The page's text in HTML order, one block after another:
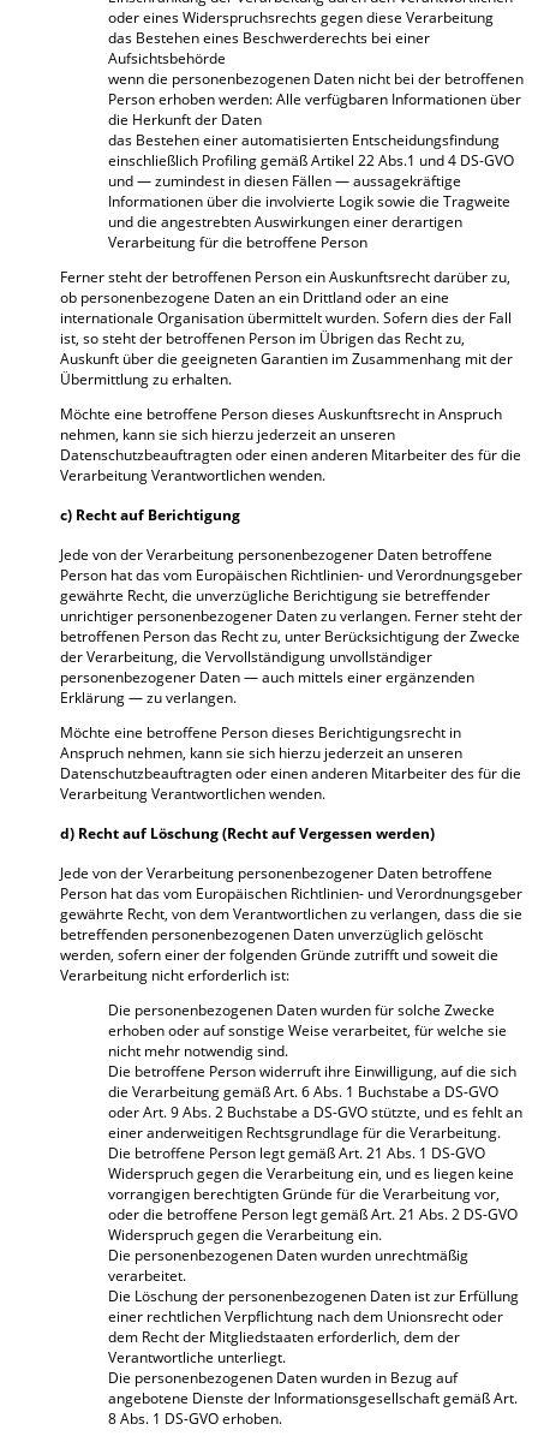
oder eines Widerspruchsrechts gegen diese Verarbeitung
das Bestehen eines Beschwerderechts bei einer
Aufsichtsbehörde
wenn die personenbezogenen Daten nicht bei der betroffenen
Person erhoben werden: Alle verfügbaren Informationen über
die Herkunft der Daten
das Bestehen einer automatisierten Entscheidungsfindung
einschließlich Profiling gemäß Artikel 22 Abs.1 und 4 DS-GVO
und — zumindest in diesen Fällen — aussagekräftige
Informationen über die involvierte Logik sowie die Tragweite
und die angestrebten Auswirkungen einer derartigen
Verarbeitung für die betroffene Person
Ferner steht der betroffenen Person ein Auskunftsrecht darüber zu,
ob personenbezogene Daten an ein Drittland oder an eine
internationale Organisation übermittelt wurden. Sofern dies der Fall
ist, so steht der betroffenen Person im Übrigen das Recht zu,
Auskunft über die geeigneten Garantien im Zusammenhang mit der
Übermittlung zu erhalten.
Möchte eine betroffene Person dieses Auskunftsrecht in Anspruch
nehmen, kann sie sich hierzu jederzeit an unseren
Datenschutzbeauftragten oder einen anderen Mitarbeiter des für die
Verarbeitung Verantwortlichen wenden.
c) Recht auf Berichtigung
Jede von der Verarbeitung personenbezogener Daten betroffene
Person hat das vom Europäischen Richtlinien- und Verordnungsgeber
gewährte Recht, die unverzügliche Berichtigung sie betreffender
unrichtiger personenbezogener Daten zu verlangen. Ferner steht der
betroffenen Person das Recht zu, unter Berücksichtigung der Zwecke
der Verarbeitung, die Vervollständigung unvollständiger
personenbezogener Daten — auch mittels einer ergänzenden
Erklärung — zu verlangen.
Möchte eine betroffene Person dieses Berichtigungsrecht in
Anspruch nehmen, kann sie sich hierzu jederzeit an unseren
Datenschutzbeauftragten oder einen anderen Mitarbeiter des für die
Verarbeitung Verantwortlichen wenden.
d) Recht auf Löschung (Recht auf Vergessen werden)
Jede von der Verarbeitung personenbezogener Daten betroffene
Person hat das vom Europäischen Richtlinien- und Verordnungsgeber
gewährte Recht, von dem Verantwortlichen zu verlangen, dass die sie
betreffenden personenbezogenen Daten unverzüglich gelöscht
werden, sofern einer der folgenden Gründe zutrifft und soweit die
Verarbeitung nicht erforderlich ist:
Die personenbezogenen Daten wurden für solche Zwecke
erhoben oder auf sonstige Weise verarbeitet, für welche sie
nicht mehr notwendig sind.
Die betroffene Person widerruft ihre Einwilligung, auf die sich
die Verarbeitung gemäß Art. 6 Abs. 1 Buchstabe a DS-GVO
oder Art. 9 Abs. 2 Buchstabe a DS-GVO stützte, und es fehlt an
einer anderweitigen Rechtsgrundlage für die Verarbeitung.
Die betroffene Person legt gemäß Art. 21 Abs. 1 DS-GVO
Widerspruch gegen die Verarbeitung ein, und es liegen keine
vorrangigen berechtigten Gründe für die Verarbeitung vor,
oder die betroffene Person legt gemäß Art. 21 Abs. 2 DS-GVO
Widerspruch gegen die Verarbeitung ein.
Die personenbezogenen Daten wurden unrechtmäßig
verarbeitet.
Die Löschung der personenbezogenen Daten ist zur Erfüllung
einer rechtlichen Verpflichtung nach dem Unionsrecht oder
dem Recht der Mitgliedstaaten erforderlich, dem der
Verantwortliche unterliegt.
Die personenbezogenen Daten wurden in Bezug auf
angebotene Dienste der Informationsgesellschaft gemäß Art.
8 Abs. 1 DS-GVO erhoben.